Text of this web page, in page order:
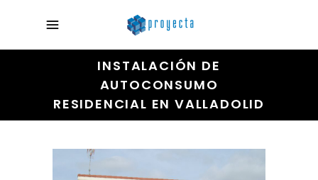
INSTALACIÓN DE
AUTOCONSUMO
RESIDENCIAL EN VALLADOLID